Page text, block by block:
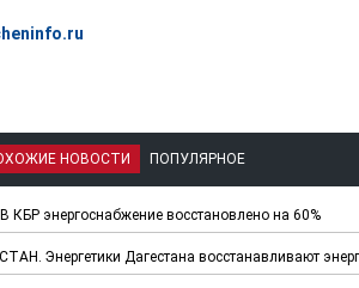
НОВОСТИ ПОПУЛЯРНОЕ
КБР энергоснабжение восстановлено на 60%
Энергетики Дагестана восстанавливают